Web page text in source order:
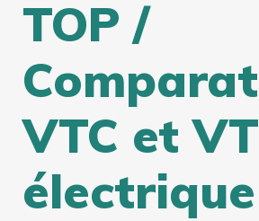
TOP /
VTC et
électrique